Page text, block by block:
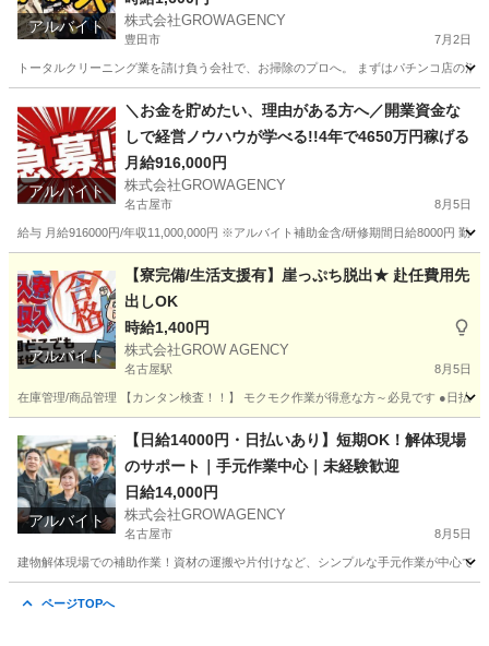
アルバイト 株式会社GROWAGENCY
豊田市 7月2日
トータルクリーニング業を請け負う会社で、お掃除のプロへ。 まずはパチンコ店の
清掃 時給
アルバイト
＼お金を貯めたい、理由がある方へ／開業資金な
しで経営ノウハウが学べる!!4年で4650万円稼げる
月給916,000円
株式会社GROWAGENCY
名古屋市 8月5日
給与 月給916000円/年収11,000,000円 ※アルバイト補助金含/研修期間日給8000円 勤
ホテル 外国人
アルバイト
【寮完備/生活支援有】崖っぷち脱出★ 赴任費用先
出しOK
時給1,400円
株式会社GROW AGENCY
名古屋駅 8月5日
在庫管理/商品管理 【カンタン検査！！】 モクモク作業が得意な方～必見です ●日払
名古屋駅 工場 生活支援
アルバイト
【日給14000円・日払いあり】短期OK！解体現場
のサポート｜手元作業中心｜未経験歓迎
日給14,000円
株式会社GROWAGENCY
名古屋市 8月5日
建物解体現場での補助作業！資材の運搬や片付けなど、シンプルな手元作業が中心で
ページTOPへ